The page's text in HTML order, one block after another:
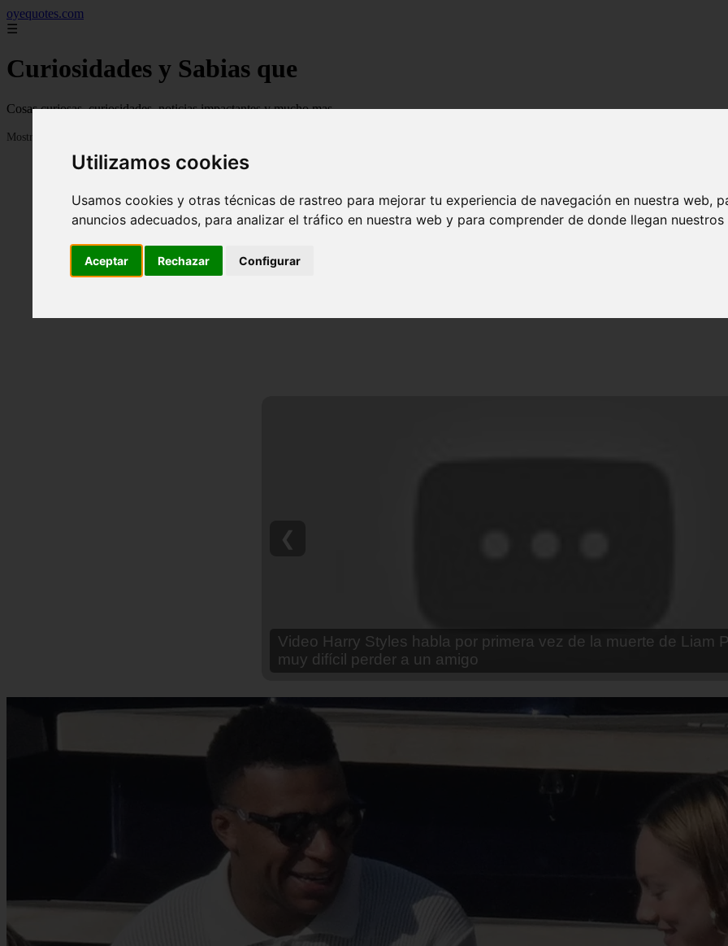
Utilizamos cookies
Usamos cookies y otras técnicas de rastreo para mejorar tu experiencia de navegación en nuestra web,
anuncios adecuados, para analizar el tráfico en nuestra web y para comprender de donde llegan
Aceptar Rechazar Configurar
oyequotes.com
☰
Curiosidades y Sabias que
Cosas curiosas, curiosidades, noticias impactantes y mucho mas
Mostrando 1 - 24 de 2833 artículos
Video Ana Brenda Contreras y la firme promesa que le hizo a
❮